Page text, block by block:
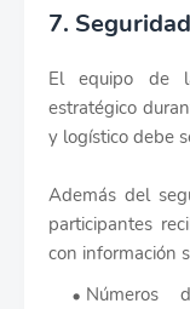
7.
El equipo de
estratégico
y logístico debe
Además del
participantes
con información
Números